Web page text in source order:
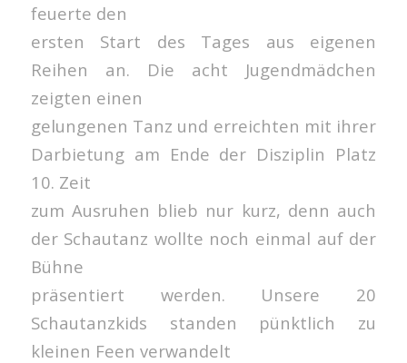
feuerte den
ersten Start des Tages aus eigenen
Reihen an. Die acht Jugendmädchen
zeigten einen
gelungenen Tanz und erreichten mit ihrer
Darbietung am Ende der Disziplin Platz
10. Zeit
zum Ausruhen blieb nur kurz, denn auch
der Schautanz wollte noch einmal auf der
Bühne
präsentiert werden. Unsere 20
Schautanzkids standen pünktlich zu
kleinen Feen verwandelt